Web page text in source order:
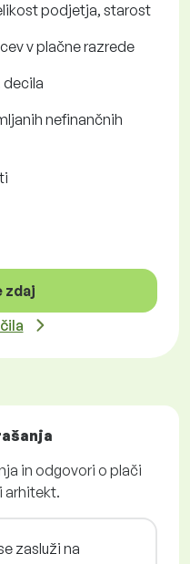
podjetja, starost
v plačne razrede
decila
nefinančnih
zdaj
in odgovori o plači
arhitekt.
zasluži na